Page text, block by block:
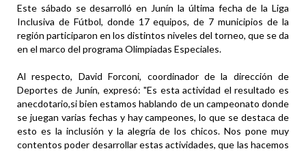
Este sábado se desarrolló en Junín la última fecha de la Liga
Inclusiva de Fútbol, donde 17 equipos, de 7 municipios de la
región participaron en los distintos niveles del torneo, que se da
en el marco del programa Olimpiadas Especiales.
Al respecto, David Forconi, coordinador de la dirección de
Deportes de Junín, expresó: "Es esta actividad el resultado es
anecdotario,si bien estamos hablando de un campeonato donde
se juegan varias fechas y hay campeones, lo que se destaca de
esto es la inclusión y la alegría de los chicos. Nos pone muy
contentos poder desarrollar estas actividades, que las hacemos